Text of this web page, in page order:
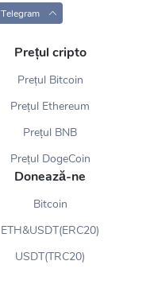
Telegram
Prețul cripto
Prețul Bitcoin
Prețul Ethereum
Prețul BNB
Prețul DogeCoin
Donează-ne
Bitcoin
ETH&USDT(ERC20)
USDT(TRC20)